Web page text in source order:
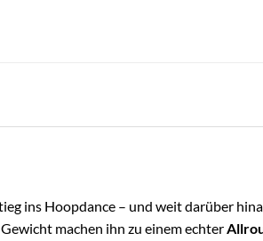
ins Hoopdance – und weit darüber
machen ihn zu einem echter